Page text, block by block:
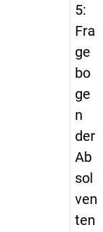
5:
Fra
ge
bo
ge
n
der
Ab
sol
ven
ten